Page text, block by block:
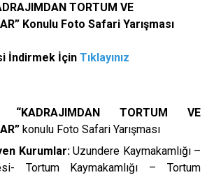
Tekman
Uzundere
TORTUM VE
Konulu Foto Safari Yarışması
İndirmek İçin Tıklayınız
“KADRAJIMDAN TORTUM VE
konulu Foto Safari Yarışması
Kurumlar:Uzundere Kaymakamlığı –
Tortum Kaymakamlığı – Tortum